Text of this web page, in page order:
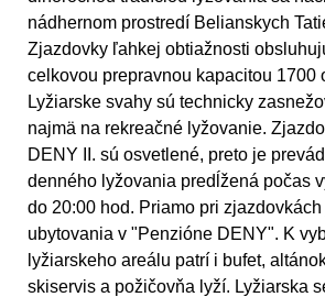
nádhernom prostredí Belianskych
Zjazdovky ľahkej obtiažnosti
celkovou prepravnou kapacitou 1700
Lyžiarske svahy sú technicky
najmä na rekreačné lyžovanie.
DENY II. sú osvetlené, preto je
denného lyžovania predĺžená počas
do 20:00 hod. Priamo pri
ubytovania v "Penzióne DENY". K
lyžiarskeho areálu patrí i bufet,
skiservis a požičovňa lyží. Lyžiarska